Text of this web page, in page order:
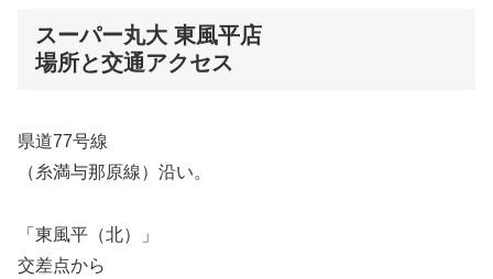
スーパー丸大 東風平店
場所と交通アクセス
県道77号線
（糸満与那原線）沿い。
「東風平（北）」
交差点から